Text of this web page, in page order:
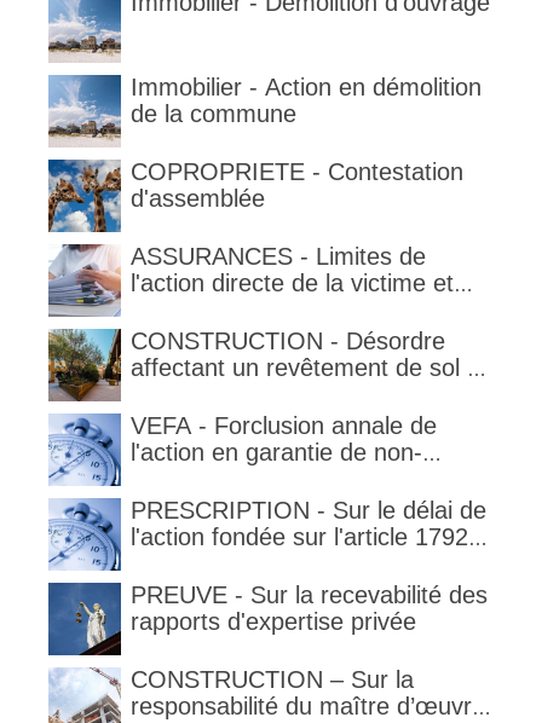
Immobilier - Action en démolition
de la commune
COPROPRIETE - Contestation
d'assemblée
ASSURANCES - Limites de
l'action directe de la victime et
délimitant l'étendue temporelle de
la garantie en condition de la
CONSTRUCTION - Désordre
affectant un revêtement de sol et
VEFA - Forclusion annale de
l'action en garantie de non-
PRESCRIPTION - Sur le délai de
l'action fondée sur l'article 1792-
PREUVE - Sur la recevabilité des
rapports d'expertise privée
CONSTRUCTION – Sur la
responsabilité du maître d’œuvre